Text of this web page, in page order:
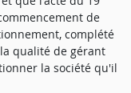
de
complété
qualité de gérant
la société qu'il